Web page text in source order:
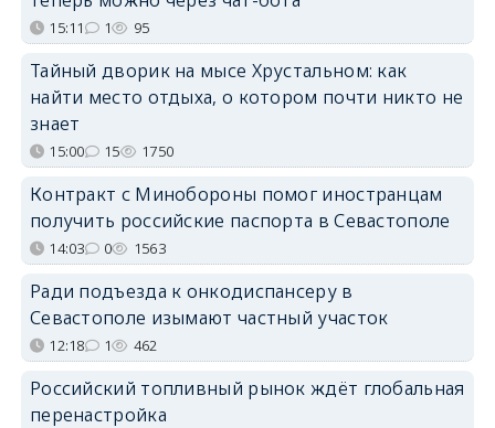
15:11 1 95
Тайный дворик на мысе Хрустальном: как
найти место отдыха, о котором почти никто не
знает
15:00 15 1750
Контракт с Минобороны помог иностранцам
получить российские паспорта в Севастополе
14:03 0 1563
Ради подъезда к онкодиспансеру в
Севастополе изымают частный участок
12:18 1 462
Российский топливный рынок ждёт глобальная
перенастройка